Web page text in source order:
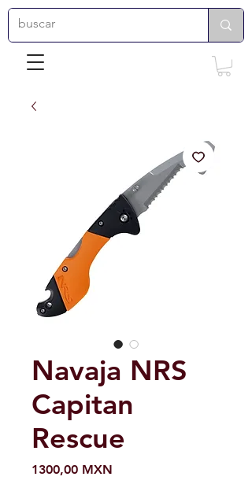
Navaja NRS
Capitan
Rescue
1300,00 MXN